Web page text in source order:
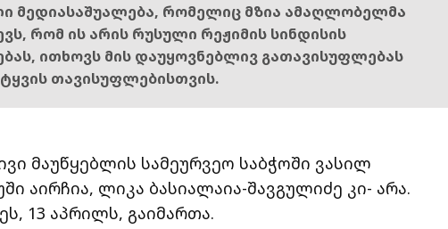
მედიასაშუალება, რომელიც მზია ამაღლობელმა
რომ ის არის რუსული რეჟიმის სინდისის
ითხოვს მის დაუყოვნებლივ გათავისუფლებას
თავისუფლებისთვის.
მაუწყებლის სამეურვეო საბჭოში ვასილ
აირჩია, ლიკა ბასიალაია-შავგულიძე კი- არა.
13 აპრილს, გაიმართა.